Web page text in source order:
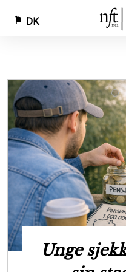
til
hovedindhold
DK